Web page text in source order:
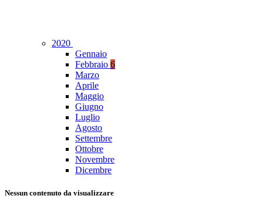
2020
Gennaio
Febbraio 6
Marzo
Aprile
Maggio
Giugno
Luglio
Agosto
Settembre
Ottobre
Novembre
Dicembre
Nessun contenuto da visualizzare